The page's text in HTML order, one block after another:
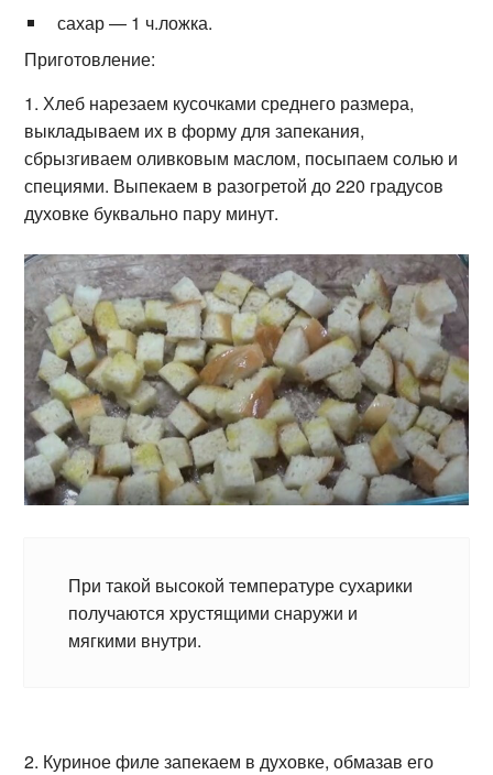
сахар — 1 ч.ложка.
Приготовление:
1. Хлеб нарезаем кусочками среднего размера,
выкладываем их в форму для запекания,
сбрызгиваем оливковым маслом, посыпаем солью и
специями. Выпекаем в разогретой до 220 градусов
духовке буквально пару минут.
При такой высокой температуре сухарики
получаются хрустящими снаружи и
мягкими внутри.
2. Куриное филе запекаем в духовке, обмазав его